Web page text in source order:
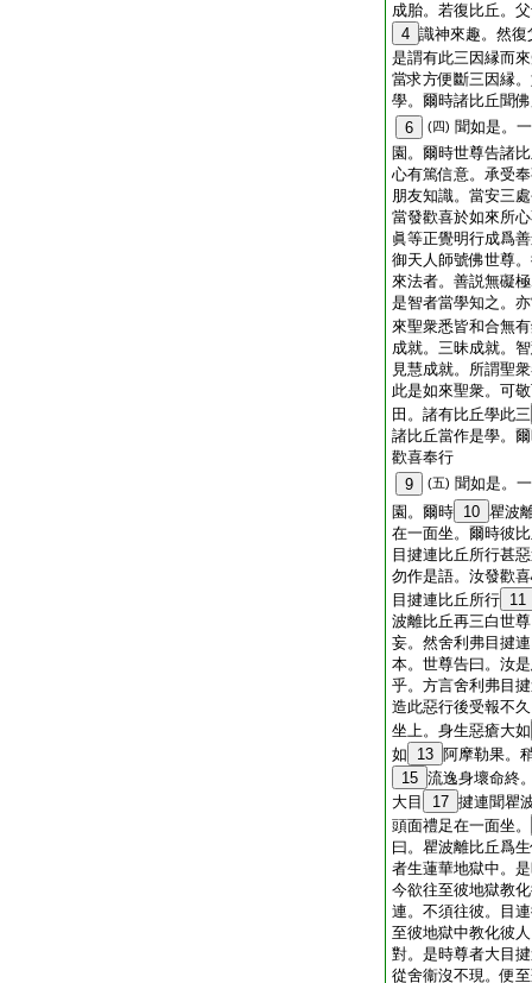
成胎。若復比丘。
4 識神來趣。然
是謂有此三因縁而
當求方便斷三因縁
學。爾時諸比丘聞
6
(四) 聞如是。
園。爾時世尊告諸
心有篤信意。承受
朋友知識。當安三
當發歡喜於如來所
眞等正覺明行成爲
御天人師號佛世尊
來法者。善説無礙
是智者當學知之。
來聖衆悉皆和合無
成就。三昧成就。
見慧成就。所謂聖
此是如來聖衆。可
田。諸有比丘學此三
諸比丘當作是學。
歡喜奉行
9
(五) 聞如是。
園。爾時 10 瞿波
在一面坐。爾時彼
目揵連比丘所行甚
勿作是語。汝發歡
目揵連比丘所行 11
波離比丘再三白世
妄。然舍利弗目揵
本。世尊告曰。汝
乎。方言舍利弗目
造此惡行後受報不
坐上。身生惡瘡大如
如
13 阿摩勒果。
15 流逸身壞命終
大目
17 揵連聞瞿
頭面禮足在一面坐。
曰。瞿波離比丘爲
者生蓮華地獄中。
今欲往至彼地獄教
連。不須往彼。目
至彼地獄中教化彼
對。是時尊者大目
從舍衞沒不現。便